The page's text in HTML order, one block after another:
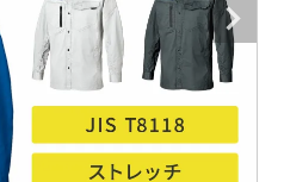
桑和
クレヒフク